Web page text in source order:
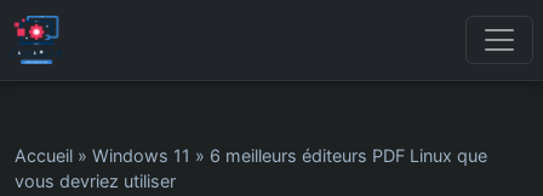
Accueil » Windows 11 » 6 meilleurs éditeurs PDF Linux que
vous devriez utiliser